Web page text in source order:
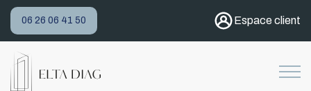
06 26 06 41 50 Espace client